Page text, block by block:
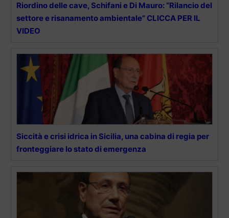
Riordino delle cave, Schifani e Di Mauro: “Rilancio del
settore e risanamento ambientale” CLICCA PER IL
VIDEO
Siccità e crisi idrica in Sicilia, una cabina di regia per
fronteggiare lo stato di emergenza